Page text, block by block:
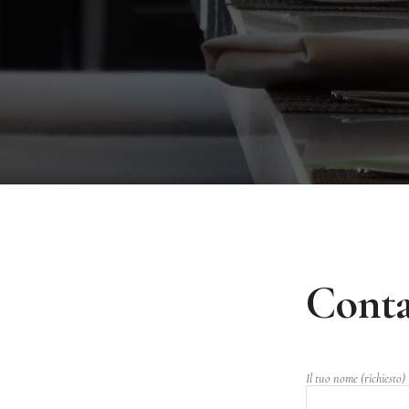
Il tuo nome (richiesto)